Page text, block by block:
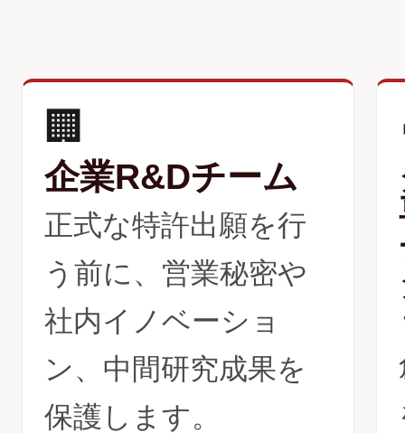
🏢
企業R&Dチーム
正式な特許出願を行
う前に、営業秘密や
社内イノベーショ
ン、中間研究成果を
保護します。